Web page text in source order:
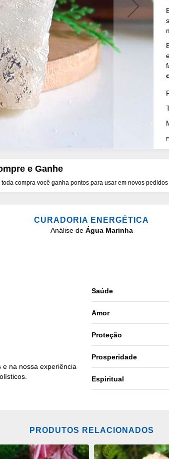
e Ganhe
toda compra você ganha pontos para usar em novos
CURADORIA ENERGÉTICA
Análise de Água Marinha
na nossa experiência
Saúde
Amor
Proteção
Prosperidade
Espiritual
PRODUTOS RELACIONADOS
ADICIONAR